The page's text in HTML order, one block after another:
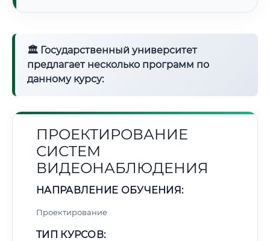
🏛 Государственный университет
предлагает несколько программ по
данному курсу:
ПРОЕКТИРОВАНИЕ
СИСТЕМ
ВИДЕОНАБЛЮДЕНИЯ
НАПРАВЛЕНИЕ ОБУЧЕНИЯ:
Проектирование
ТИП КУРСОВ: